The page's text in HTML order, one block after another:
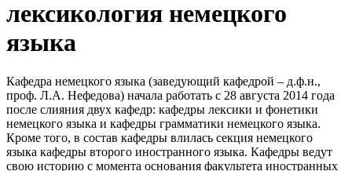
лексикология немецкого
языка
Кафедра немецкого языка (заведующий кафедрой – д.ф.н.,
проф. Л.А. Нефедова) начала работать с 28 августа 2014 года
после слияния двух кафедр: кафедры лексики и фонетики
немецкого языка и кафедры грамматики немецкого языка.
Кроме того, в состав кафедры влилась секция немецкого
языка кафедры второго иностранного языка. Кафедры ведут
свою историю с момента основания факультета иностранных